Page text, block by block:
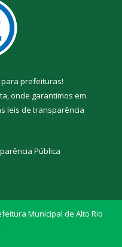
para prefeituras!
onde garantimos em
leis de transparência
Pública
Municipal de Alto Rio